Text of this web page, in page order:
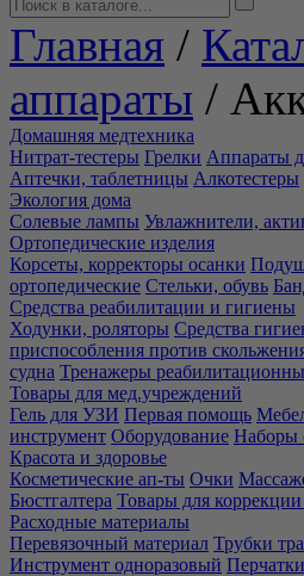
Главная /
аппараты /
Домашняя медтехника
Нитрат-тестеры Грелки Аппараты
Аптечки, таблетницы Алкотестеры
Экология дома
Солевые лампы Увлажнители,
Ортопедические изделия
Корсеты, корректоры осанки
ортопедические Стельки, обувь
Средства реабилитации и гигиены
Ходунки, роляторы Средства
приспособления против
судна Тренажеры
Товары для мед.учреждений
Гель для УЗИ Первая помощь
инструмент Оборудование Наборы
Красота и здоровье
Косметические ап-ты Очки
Бюстгалтера Товары для
Расходные материалы
Перевязочный материал Трубки
Инструмент одноразовый Перчатки